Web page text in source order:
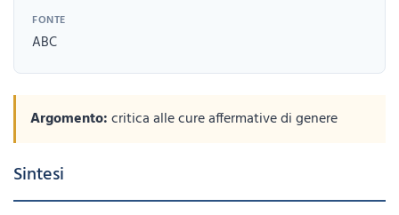
FONTE
ABC
Argomento:critica alle cure affermative di genere
Sintesi